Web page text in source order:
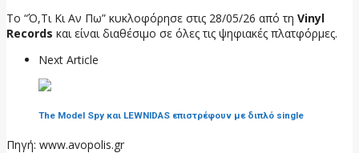
Το “Ό,Τι Κι Αν Πω” κυκλοφόρησε στις 28/05/26 από τη Vinyl
Records και είναι διαθέσιμο σε όλες τις ψηφιακές πλατφόρμες.
Next Article
The Model Spy και LEWNIDAS επιστρέφουν με διπλό single
Πηγή: www.avopolis.gr